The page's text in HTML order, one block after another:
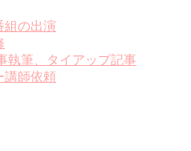
組の出演
執筆、タイアップ記事
講師依頼